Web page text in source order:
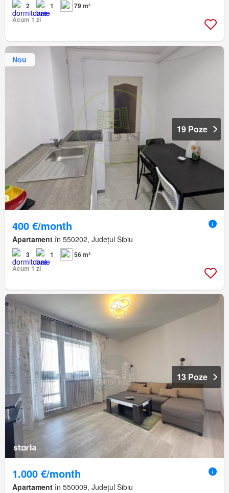
2 1
79 m²
Acum 1 zi
Nou
19 Poze
400 €/month
Apartament în 550202, Județul Sibiu
3 1
56 m²
Acum 1 zi
13 Poze
1.000 €/month
Apartament în 550009, Județul Sibiu